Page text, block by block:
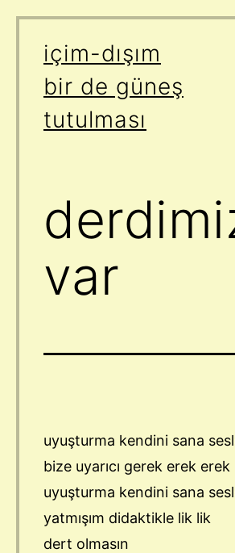
geç
içim-dışım
bir de güneş
tutulması
var
uyuşturma kendini sana
bize uyarıcı gerek erek erek
uyuşturma kendini sana
yatmışım didaktikle lik lik
dert olmasın